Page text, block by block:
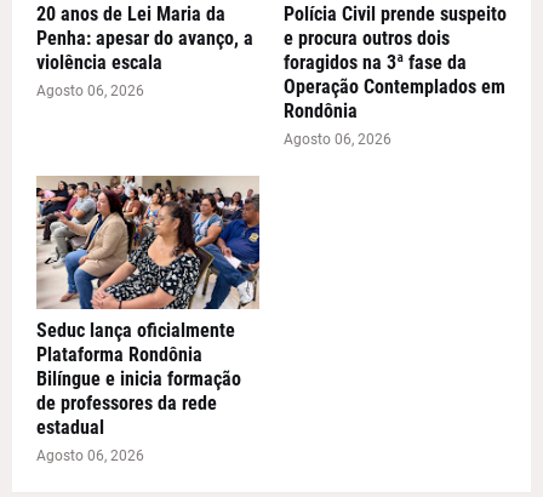
20 anos de Lei Maria da
Penha: apesar do avanço, a
violência escala
Agosto 06, 2026
Polícia Civil prende suspeito
e procura outros dois
foragidos na 3ª fase da
Operação Contemplados em
Rondônia
Agosto 06, 2026
Seduc lança oficialmente
Plataforma Rondônia
Bilíngue e inicia formação
de professores da rede
estadual
Agosto 06, 2026